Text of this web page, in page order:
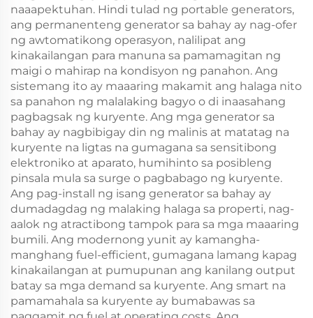
naaapektuhan. Hindi tulad ng portable generators,
ang permanenteng generator sa bahay ay nag-ofer
ng awtomatikong operasyon, nalilipat ang
kinakailangan para manuna sa pamamagitan ng
maigi o mahirap na kondisyon ng panahon. Ang
sistemang ito ay maaaring makamit ang halaga nito
sa panahon ng malalaking bagyo o di inaasahang
pagbagsak ng kuryente. Ang mga generator sa
bahay ay nagbibigay din ng malinis at matatag na
kuryente na ligtas na gumagana sa sensitibong
elektroniko at aparato, humihinto sa posibleng
pinsala mula sa surge o pagbabago ng kuryente.
Ang pag-install ng isang generator sa bahay ay
dumadagdag ng malaking halaga sa properti, nag-
aalok ng atractibong tampok para sa mga maaaring
bumili. Ang modernong yunit ay kamangha-
manghang fuel-efficient, gumagana lamang kapag
kinakailangan at pumupunan ang kanilang output
batay sa mga demand sa kuryente. Ang smart na
pamamahala sa kuryente ay bumabawas sa